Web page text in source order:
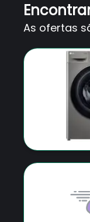
As ofertas